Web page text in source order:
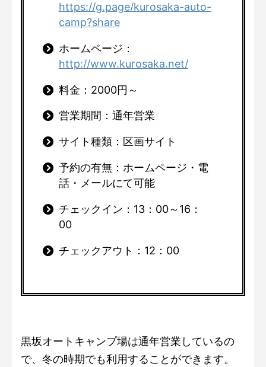
https://g.page/kurosaka-auto-
camp?share
ホームページ：
http://www.kurosaka.net/
料金：2000円～
営業期間：通年営業
サイト種類：区画サイト
予約の有無：ホームページ・電
話・メールにて可能
チェックイン：13：00～16：
00
チェックアウト：12：00
黒坂オートキャンプ場は通年営業しているの
で、冬の時期でも利用することができます。